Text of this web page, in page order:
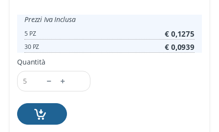
Prezzi Iva Inclusa
5 PZ € 0,1275
30 PZ € 0,0939
Quantità